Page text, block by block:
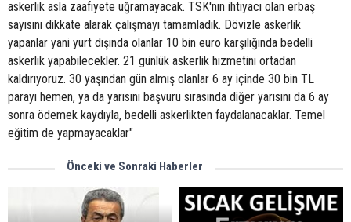
askerlik asla zaafiyete uğramayacak. TSK'nın ihtiyacı olan erbaş
sayısını dikkate alarak çalışmayı tamamladık. Dövizle askerlik
yapanlar yani yurt dışında olanlar 10 bin euro karşılığında bedelli
askerlik yapabilecekler. 21 günlük askerlik hizmetini ortadan
kaldırıyoruz. 30 yaşından gün almış olanlar 6 ay içinde 30 bin TL
parayı hemen, ya da yarısını başvuru sırasında diğer yarısını da 6 ay
sonra ödemek kaydıyla, bedelli askerlikten faydalanacaklar. Temel
eğitim de yapmayacaklar"
Önceki ve Sonraki Haberler